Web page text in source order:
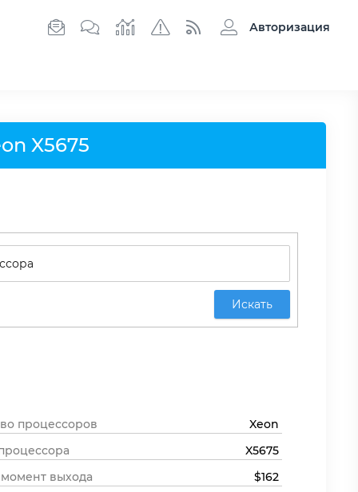
Авторизация
X5675
Искать
процессоров
Xeon
X5675
выхода
$162